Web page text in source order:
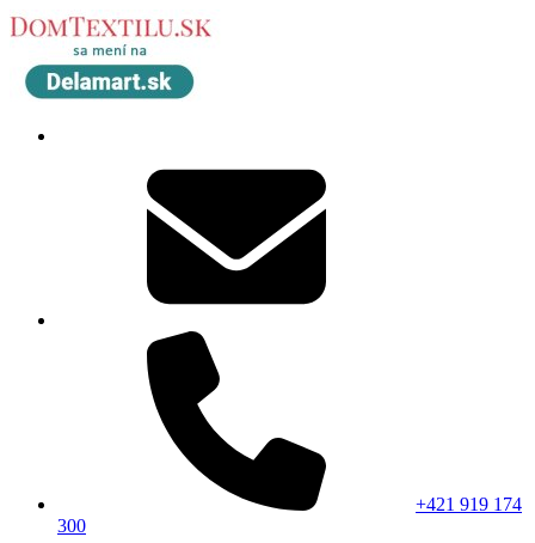
+421 919 174
300